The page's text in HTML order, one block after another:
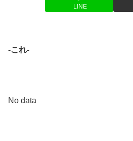
LINE
-これ-
No data